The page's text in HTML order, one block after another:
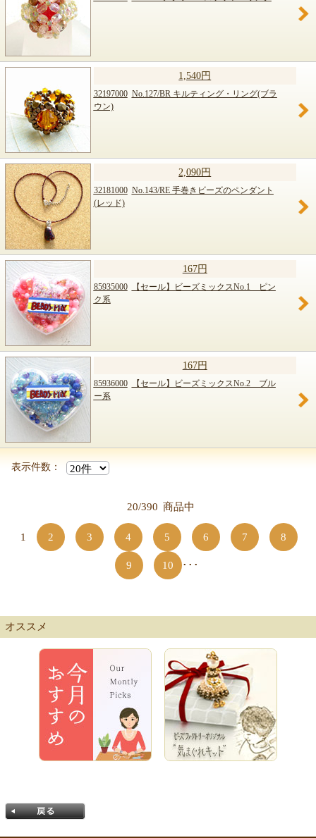
1,540円
32197000 No.127/BR キルティング・リング(ブラ
ウン)
2,090円
32181000 No.143/RE 手巻きビーズのペンダント
(レッド)
167円
85935000
【セール】ビーズミックスNo.1 ピン
ク系
167円
85936000
【セール】ビーズミックスNo.2 ブル
ー系
表示件数：
20/390 商品中
1 2 3 4 5 6 7 8
9 10 ･･･
オススメ